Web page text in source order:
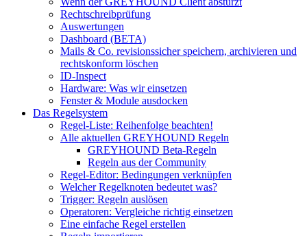
Rechtschreibprüfung
Auswertungen
Dashboard (BETA)
Mails & Co. revisionssicher speichern, archivieren und
rechtskonform löschen
ID-Inspect
Hardware: Was wir einsetzen
Fenster & Module ausdocken
Das Regelsystem
Regel-Liste: Reihenfolge beachten!
Alle aktuellen GREYHOUND Regeln
GREYHOUND Beta-Regeln
Regeln aus der Community
Regel-Editor: Bedingungen verknüpfen
Welcher Regelknoten bedeutet was?
Trigger: Regeln auslösen
Operatoren: Vergleiche richtig einsetzen
Eine einfache Regel erstellen